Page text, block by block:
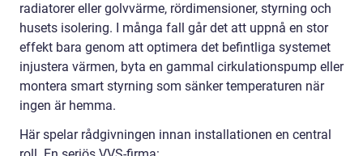
radiatorer eller golvvärme, rördimensioner, styrning och
husets isolering. I många fall går det att uppnå en stor
effekt bara genom att optimera det befintliga systemet
injustera värmen, byta en gammal cirkulationspump eller
montera smart styrning som sänker temperaturen när
ingen är hemma.
Här spelar rådgivningen innan installationen en central